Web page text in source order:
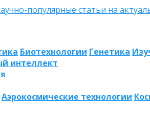
Биотехнологии Генетика
интеллект
Аэрокосмические технологии